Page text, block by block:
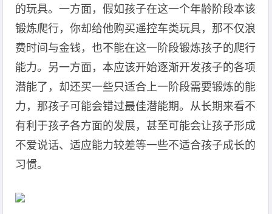
的玩具。一方面，假如孩子在这一个年龄阶段本该
锻炼爬行，你却给他购买遥控车类玩具，那不仅浪
费时间与金钱，也不能在这一阶段锻炼孩子的爬行
能力。另一方面，本应该开始逐渐开发孩子的各项
潜能了，却还买一些只适合上一阶段需要锻炼的能
力，那孩子可能会错过最佳潜能期。从长期来看不
有利于孩子各方面的发展，甚至可能会让孩子形成
不爱说话、适应能力较差等一些不适合孩子成长的
习惯。